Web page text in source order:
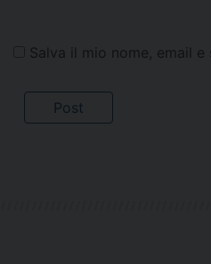
Salva il mio nome, email